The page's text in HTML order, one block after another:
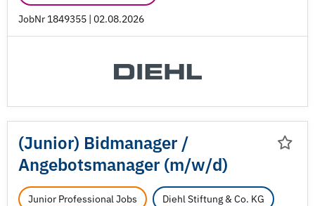
JobNr 1849355 | 02.08.2026
(Junior) Bidmanager /
Angebotsmanager (m/w/d)
Junior Professional Jobs Diehl Stiftung & Co. KG